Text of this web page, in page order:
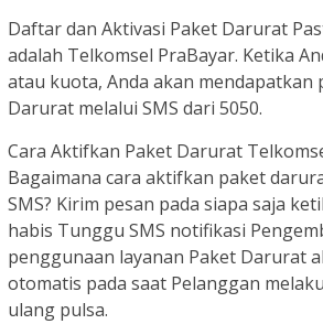
Daftar dan Aktivasi Paket Darurat
adalah Telkomsel PraBayar. Ketika
atau kuota, Anda akan mendapatkan
Darurat melalui SMS dari 5050.
Cara Aktifkan Paket Darurat
Bagaimana cara aktifkan paket
SMS? Kirim pesan pada siapa saja
habis Tunggu SMS notifikasi
penggunaan layanan Paket Darurat
otomatis pada saat Pelanggan
ulang pulsa.